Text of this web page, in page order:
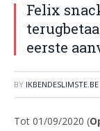
Felix
eerste
BY IKBENDESLIMSTE.BE
Tot 01/09/2020 (